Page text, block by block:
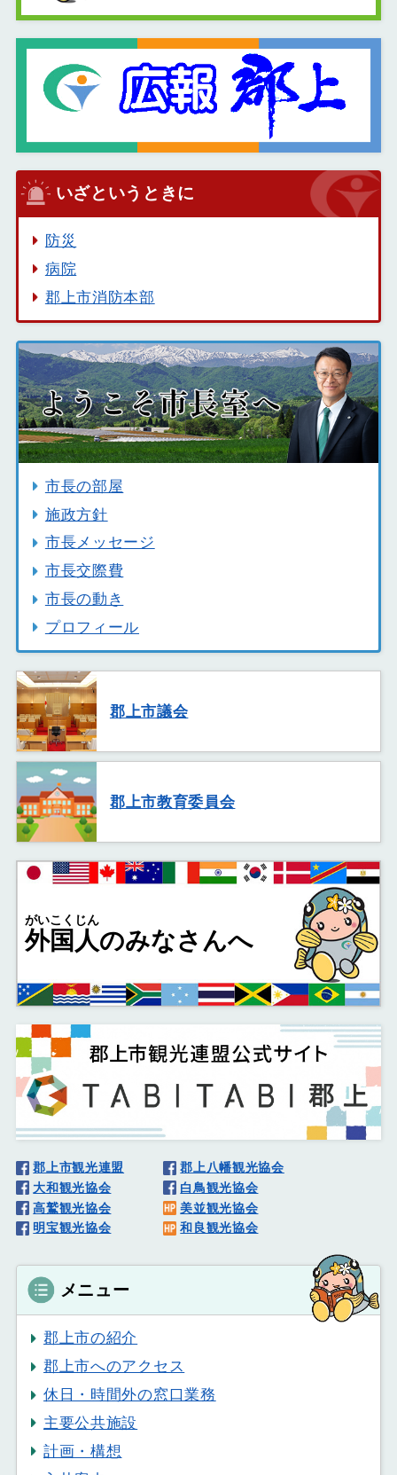
いざというときに
防災
病院
郡上市消防本部
市長の部屋
施政方針
市長メッセージ
市長交際費
市長の動き
プロフィール
郡上市議会
郡上市教育委員会
外国人
がいこくじん
のみなさんへ
郡上市観光連盟
郡上八幡観光協会
大和観光協会
白鳥観光協会
高鷲観光協会
美並観光協会
明宝観光協会
和良観光協会
メニュー
郡上市の紹介
郡上市へのアクセス
休日・時間外の窓口業務
主要公共施設
計画・構想